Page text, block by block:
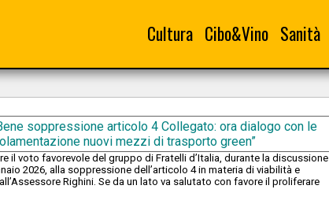
Cultura Cibo&Vino Sanità
soppressione articolo 4 Collegato: ora dialogo con le
nuovi mezzi di trasporto green”
il voto favorevole del gruppo di Fratelli d’Italia, durante la discussione
2026, alla soppressione dell’articolo 4 in materia di viabilità e
Righini. Se da un lato va salutato con favore il proliferare